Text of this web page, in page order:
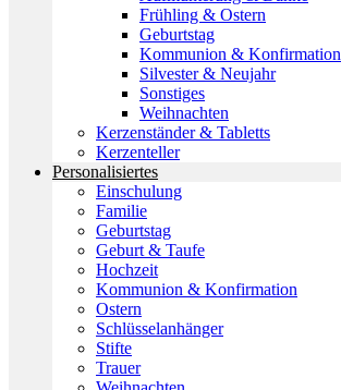
Frühling & Ostern
Geburtstag
Kommunion & Konfirmation
Silvester & Neujahr
Sonstiges
Weihnachten
Kerzenständer & Tabletts
Kerzenteller
Personalisiertes
Einschulung
Familie
Geburtstag
Geburt & Taufe
Hochzeit
Kommunion & Konfirmation
Ostern
Schlüsselanhänger
Stifte
Trauer